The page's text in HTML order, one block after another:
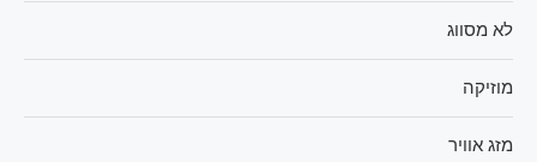
לא מסווג
מוזיקה
מזג אוויר